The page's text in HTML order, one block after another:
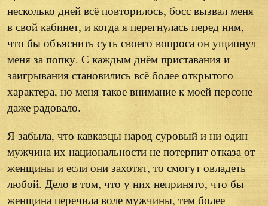
несколько дней всё повторилось, босс вызвал меня
в свой кабинет, и когда я перегнулась перед ним,
что бы объяснить суть своего вопроса он ущипнул
меня за попку. С каждым днём приставания и
заигрывания становились всё более открытого
характера, но меня такое внимание к моей персоне
даже радовало.
Я забыла, что кавказцы народ суровый и ни один
мужчина их национальности не потерпит отказа от
женщины и если они захотят, то смогут овладеть
любой. Дело в том, что у них непринято, что бы
женщина перечила воле мужчины, тем более